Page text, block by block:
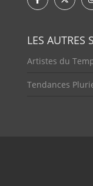
LES AUTRES
Artistes du
Tendances